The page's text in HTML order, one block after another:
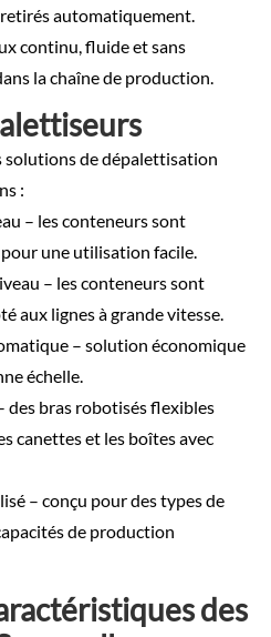
automatiquement.
continu, fluide et sans
la chaîne de production.
solutions de dépalettisation
:
– les conteneurs sont
une utilisation facile.
– les conteneurs sont
aux lignes à grande vitesse.
– solution économique
échelle.
bras robotisés flexibles
canettes et les boîtes avec
– conçu pour des types de
de production
des